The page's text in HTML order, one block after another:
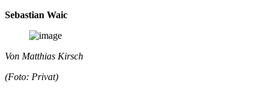
Sebastian Waic
Von Matthias Kirsch
(Foto: Privat)